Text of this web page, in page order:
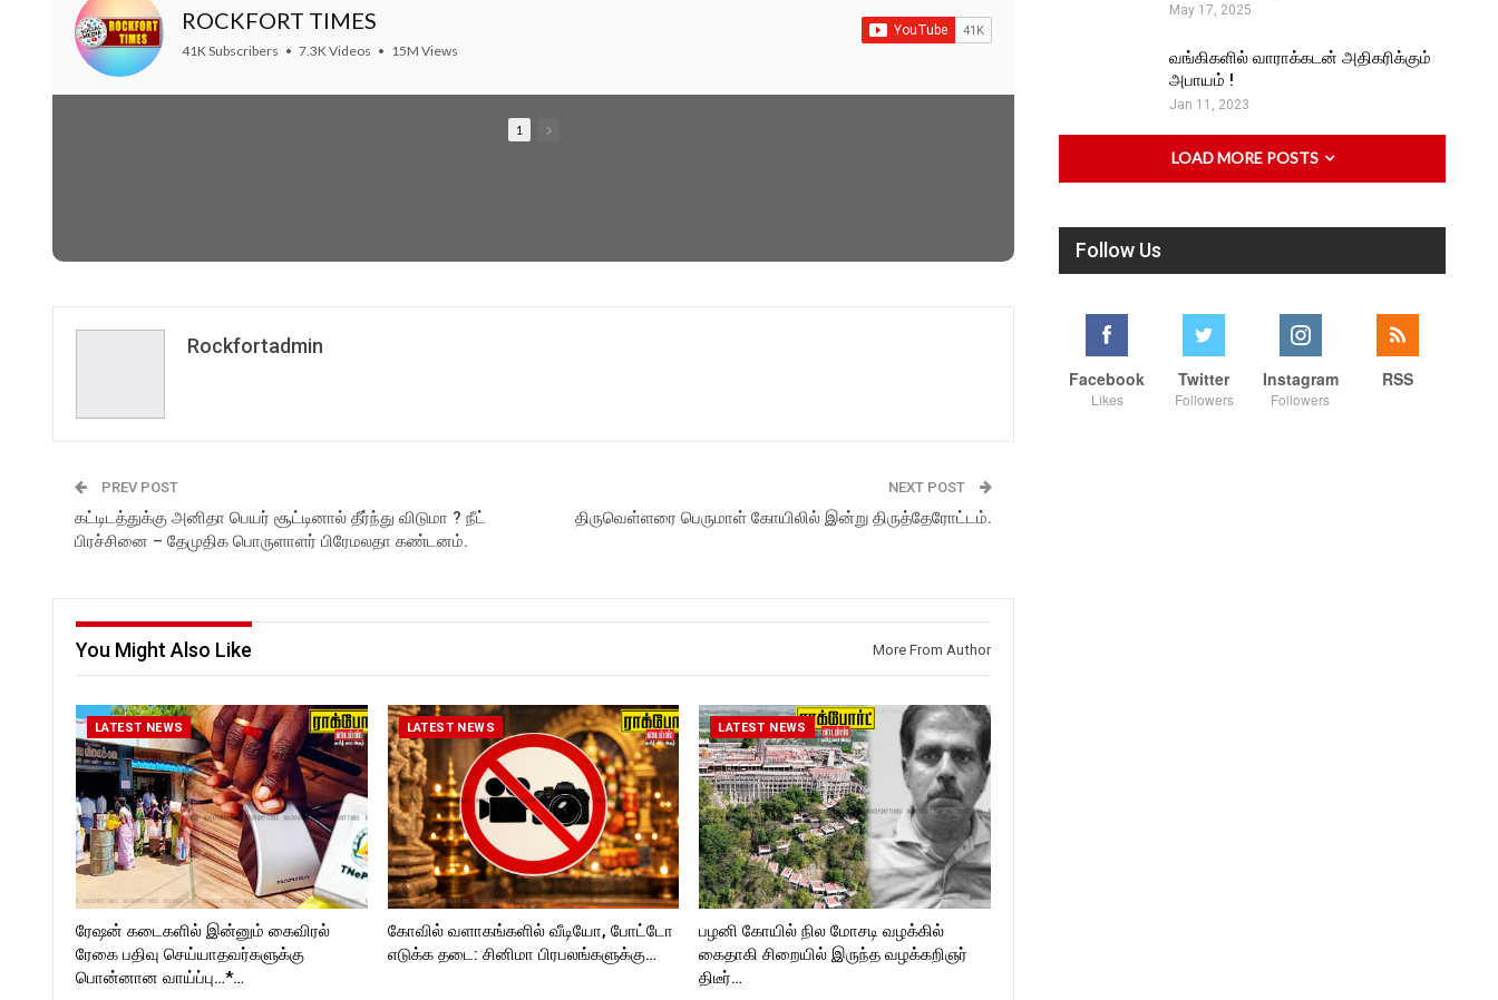
ROCKFORT TIMES
41K Subscribers • 7.3K Videos • 15M Views
1
Rockfortadmin
PREV POST
கட்டிடத்துக்கு அனிதா பெயர் சூட்டினால் தீர்ந்து விடுமா ? நீட்
பிரச்சினை – தேமுதிக பொருளாளர் பிரேமலதா கண்டனம்.
NEXT POST
திருவெள்ளரை பெருமாள் கோயிலில் இன்று திருத்தேரோட்டம்.
You Might Also Like More From Author
LATEST NEWS
ரேஷன் கடைகளில் இன்னும் கைவிரல்
ரேகை பதிவு செய்யாதவர்களுக்கு
பொன்னான வாய்ப்பு…*…
LATEST NEWS
கோவில் வளாகங்களில் வீடியோ, போட்டோ
எடுக்க தடை: சினிமா பிரபலங்களுக்கு…
LATEST NEWS
பழனி கோயில் நில மோசடி வழக்கில்
கைதாகி சிறையில் இருந்த வழக்கறிஞர்
திடீர்…
May 17, 2025
வங்கிகளில் வாராக்கடன் அதிகரிக்கும்
அபாயம் !
Jan 11, 2023
LOAD MORE POSTS
Follow Us
Facebook
Likes
Twitter
Followers
Instagram
Followers
RSS